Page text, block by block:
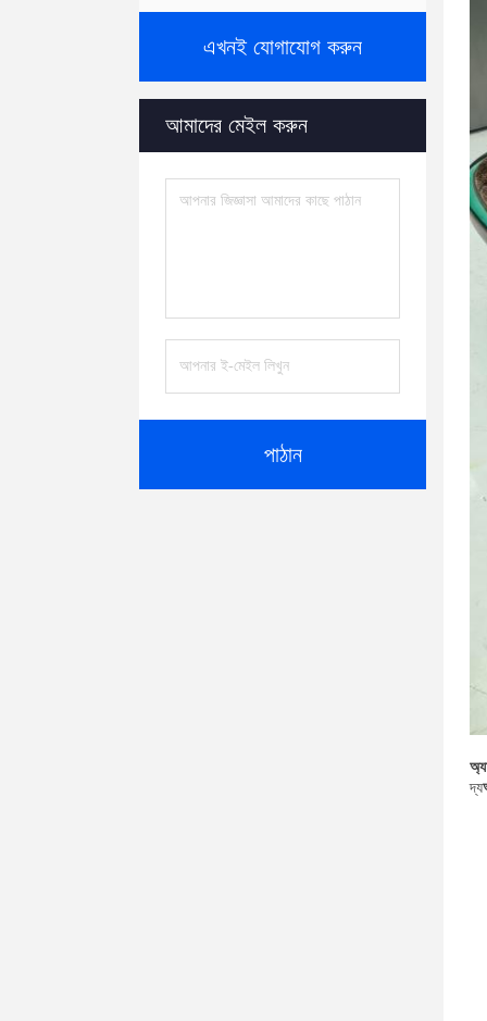
এখনই যোগাযোগ করুন
আমাদের মেইল করুন
পাঠান
দ্য